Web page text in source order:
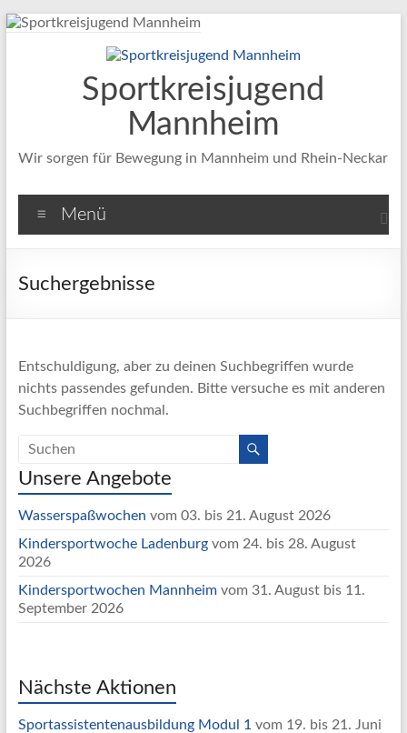
Zum
Sportkreisjugend
Mannheim
Wir sorgen für Bewegung in Mannheim und Rhein-Neckar
Menü
Suchergebnisse
Entschuldigung, aber zu deinen Suchbegriffen wurde
nichts passendes gefunden. Bitte versuche es mit anderen
Suchbegriffen nochmal.
Unsere Angebote
Wasserspaßwochen vom 03. bis 21. August 2026
Kindersportwoche Ladenburgvom 24. bis 28. August
2026
Kindersportwochen Mannheim vom 31. August bis 11.
September 2026
Nächste Aktionen
Sportassistentenausbildung Modul 1 vom 19. bis 21. Juni